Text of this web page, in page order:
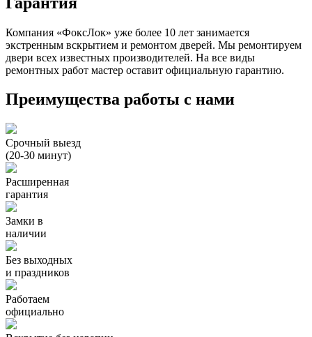
Компания «ФоксЛок» уже более 10 лет занимается
экстренным вскрытием и ремонтом дверей. Мы ремонтируем
двери всех известных производителей. На все виды
ремонтных работ мастер оставит официальную гарантию.
Преимущества работы с нами
Срочный выезд
(20-30 минут)
Расширенная
гарантия
Замки в
наличии
Без выходных
и праздников
Работаем
официально